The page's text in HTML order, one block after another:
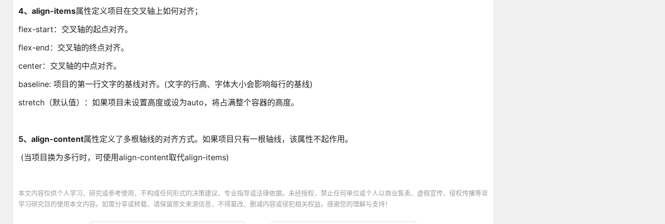
4、align-items属性定义项目在交叉轴上如何对齐；
flex-start：交叉轴的起点对齐。
flex-end：交叉轴的终点对齐。
center：交叉轴的中点对齐。
baseline: 项目的第一行文字的基线对齐。(文字的行高、字体大小会影响每行的基线)
stretch（默认值）：如果项目未设置高度或设为auto，将占满整个容器的高度。
5、align-content属性定义了多根轴线的对齐方式。如果项目只有一根轴线，该属性不起作用。
(当项目换为多行时，可使用align-content取代align-items)
本文内容仅供个人学习、研究或参考使用，不构成任何形式的决策建议、专业指导或法律依据。未经授权，禁止任何单位或个人以商业售卖、虚假宣传、侵权传播等非
学习研究目的使用本文内容。如需分享或转载，请保留原文来源信息，不得篡改、删减内容或侵犯相关权益。感谢您的理解与支持！